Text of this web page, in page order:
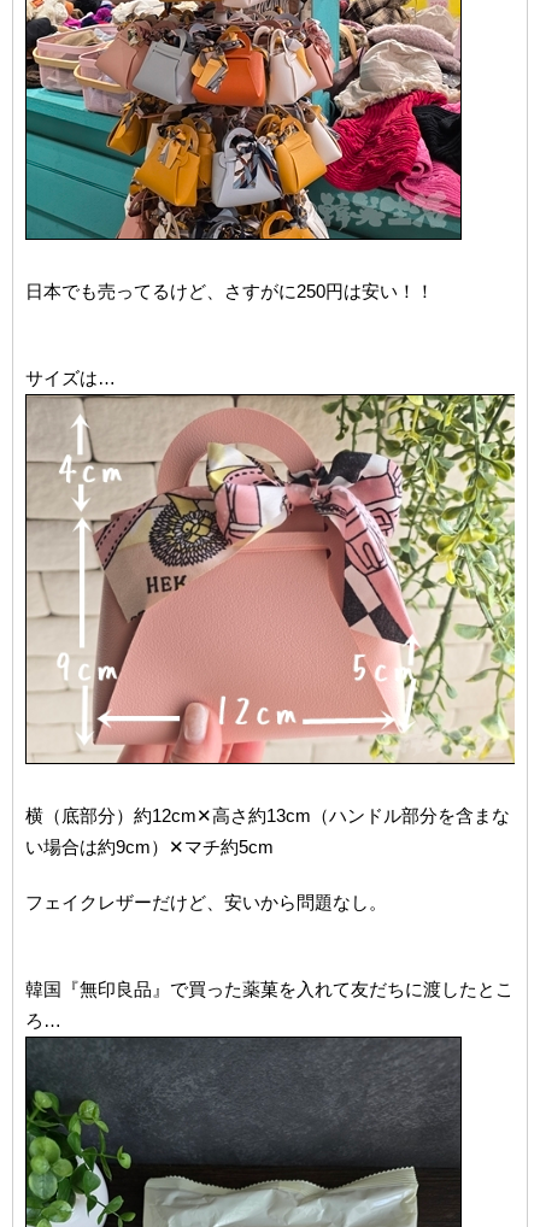
日本でも売ってるけど、さすがに250円は安い！！
サイズは…
横（底部分）約12cm✕高さ約13cm（ハンドル部分を含まな
い場合は約9cm）✕マチ約5cm
フェイクレザーだけど、安いから問題なし。
韓国『無印良品』で買った薬菓を入れて友だちに渡したとこ
ろ…